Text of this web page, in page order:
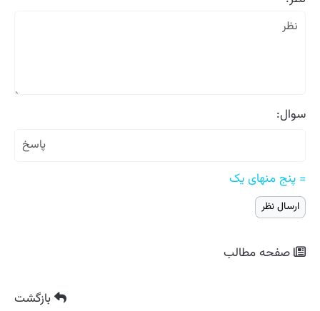
سوال:
= پنج منهای یک
صفحه مطالب
بازگشت